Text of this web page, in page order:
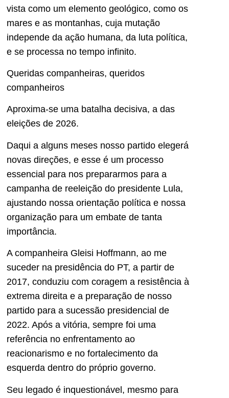
vista como um elemento geológico, como os
mares e as montanhas, cuja mutação
independe da ação humana, da luta política,
e se processa no tempo infinito.
Queridas companheiras, queridos
companheiros
Aproxima-se uma batalha decisiva, a das
eleições de 2026.
Daqui a alguns meses nosso partido elegerá
novas direções, e esse é um processo
essencial para nos prepararmos para a
campanha de reeleição do presidente Lula,
ajustando nossa orientação política e nossa
organização para um embate de tanta
importância.
A companheira Gleisi Hoffmann, ao me
suceder na presidência do PT, a partir de
2017, conduziu com coragem a resistência à
extrema direita e a preparação de nosso
partido para a sucessão presidencial de
2022. Após a vitória, sempre foi uma
referência no enfrentamento ao
reacionarismo e no fortalecimento da
esquerda dentro do próprio governo.
Seu legado é inquestionável, mesmo para